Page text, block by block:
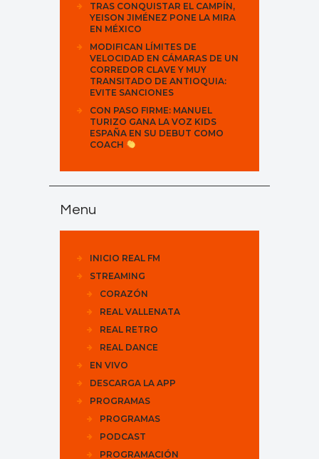
TRAS CONQUISTAR EL CAMPÍN,
YEISON JIMÉNEZ PONE LA MIRA
EN MÉXICO
MODIFICAN LÍMITES DE
VELOCIDAD EN CÁMARAS DE UN
CORREDOR CLAVE Y MUY
TRANSITADO DE ANTIOQUIA:
EVITE SANCIONES
CON PASO FIRME: MANUEL
TURIZO GANA LA VOZ KIDS
ESPAÑA EN SU DEBUT COMO
COACH
Menu
INICIO REAL FM
STREAMING
CORAZÓN
REAL VALLENATA
REAL RETRO
REAL DANCE
EN VIVO
DESCARGA LA APP
PROGRAMAS
PROGRAMAS
PODCAST
PROGRAMACIÓN